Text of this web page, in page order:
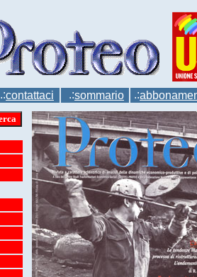
.:contattaci .:sommario .: